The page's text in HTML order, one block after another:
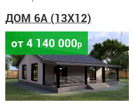
ДОМ 6А (13X12)
от 4 140 000р